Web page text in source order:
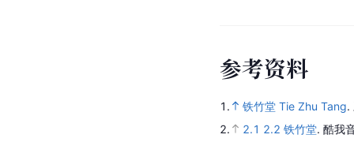
参考资料
1. 铁竹堂 Tie Zhu Tang.
2.
2.1 2.2 铁竹堂. 酷我